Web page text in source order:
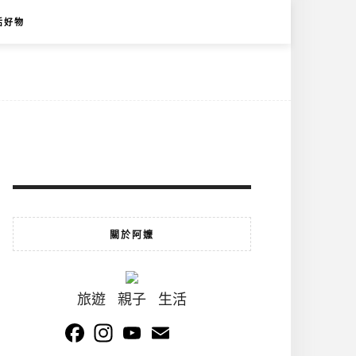
好物
關於阿嬤
旅遊 親子 生活
FacebookInstagramYouTube
Channel